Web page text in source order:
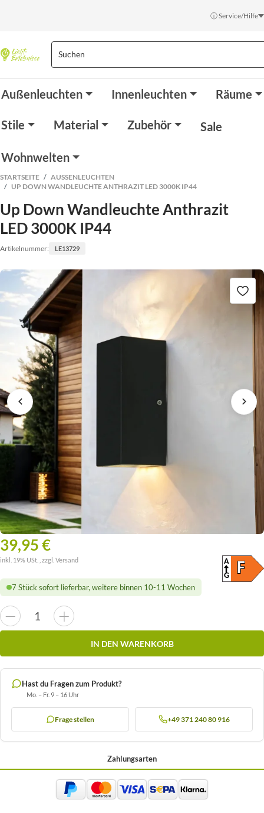
ⓘ Service/Hilfe
Außenleuchten Innenleuchten Räume
Stile Material Zubehör Sale
Wohnwelten
STARTSEITE
AUSSENLEUCHTEN
UP DOWN WANDLEUCHTE ANTHRAZIT LED 3000K IP44
Up Down Wandleuchte Anthrazit
LED 3000K IP44
Artikelnummer: LE13729
39,95 €
A
G
F
inkl. 19% USt. , zzgl. Versand
7 Stück sofort lieferbar, weitere binnen 10-11 Wochen
IN DEN WARENKORB
Hast du Fragen zum Produkt?
Mo. – Fr. 9 – 16 Uhr
Frage stellen +49 371 240 80 916
Zahlungsarten